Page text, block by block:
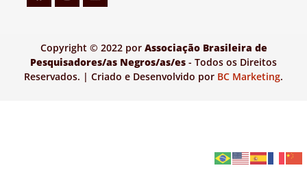
Copyright © 2022 por Associação Brasileira de
Pesquisadores/as Negros/as/es - Todos os Direitos
Reservados. | Criado e Desenvolvido por BC Marketing.